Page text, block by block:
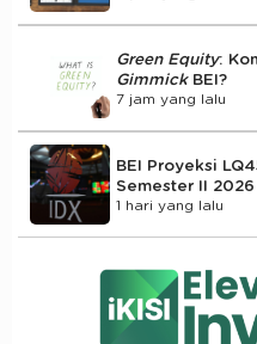
Green Equity:
Gimmick BEI?
7 jam yang lalu
BEI Proyeksi
Semester II 2026
1 hari yang lalu